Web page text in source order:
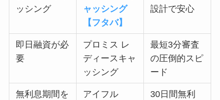
ッシング
ャッシング
【フタバ】
設計で安心
即日融資が必
要
プロミス レ
ディースキャ
ッシング
最短3分審査
の圧倒的スピ
ード
無利息期間を
アイフル
30日間無利